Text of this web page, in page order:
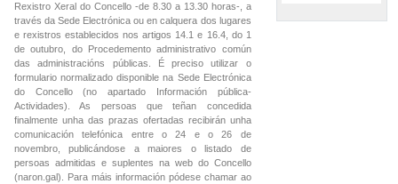
Rexistro Xeral do Concello -de 8.30 a 13.30 horas-, a
través da Sede Electrónica ou en calquera dos lugares
e rexistros establecidos nos artigos 14.1 e 16.4, do 1
de outubro, do Procedemento administrativo común
das administracións públicas. É preciso utilizar o
formulario normalizado disponible na Sede Electrónica
do Concello (no apartado Información pública-
Actividades). As persoas que teñan concedida
finalmente unha das prazas ofertadas recibirán unha
comunicación telefónica entre o 24 e o 26 de
novembro, publicándose a maiores o listado de
persoas admitidas e suplentes na web do Concello
(naron.gal). Para máis información pódese chamar ao